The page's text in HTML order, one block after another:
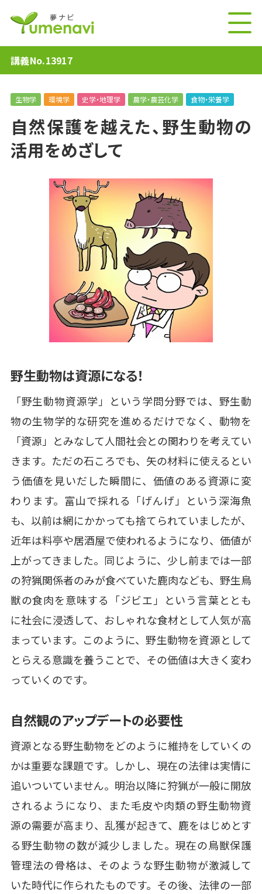
講義No.13917
生物学 環境学 史学・地理学 農学・農芸化学 食物・栄養学
自然保護を越えた、野生動物の
活用をめざして
野生動物は資源になる！
「野生動物資源学」という学問分野では、野生動
物の生物学的な研究を進めるだけでなく、動物を
「資源」とみなして人間社会との関わりを考えてい
きます。ただの石ころでも、矢の材料に使えるとい
う価値を見いだした瞬間に、価値のある資源に変
わります。富山で採れる「げんげ」という深海魚
も、以前は網にかかっても捨てられていましたが、
近年は料亭や居酒屋で使われるようになり、価値が
上がってきました。同じように、少し前までは一部
の狩猟関係者のみが食べていた鹿肉なども、野生鳥
獣の食肉を意味する「ジビエ」という言葉ととも
に社会に浸透して、おしゃれな食材として人気が高
まっています。このように、野生動物を資源として
とらえる意識を養うことで、その価値は大きく変わ
っていくのです。
自然観のアップデートの必要性
資源となる野生動物をどのように維持をしていくの
かは重要な課題です。しかし、現在の法律は実情に
追いついていません。明治以降に狩猟が一般に開放
されるようになり、また毛皮や肉類の野生動物資
源の需要が高まり、乱獲が起きて、鹿をはじめとす
る野生動物の数が減少しました。現在の鳥獣保護
管理法の骨格は、そのような野生動物が激減して
いた時代に作られたものです。その後、法律の一部